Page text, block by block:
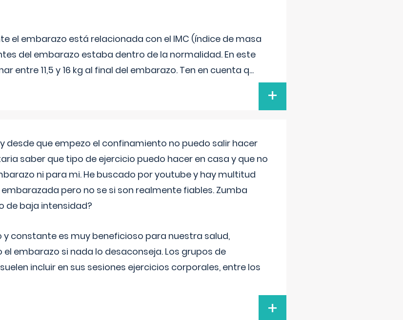
el embarazo está relacionada con el IMC (índice de masa
del embarazo estaba dentro de la normalidad. En este
entre 11,5 y 16 kg al final del embarazo. Ten en cuenta q...
+
desde que empezo el confinamiento no puedo salir hacer
saber que tipo de ejercicio puedo hacer en casa y que no
ni para mi. He buscado por youtube y hay multitud
pero no se si son realmente fiables. Zumba
de baja intensidad?
y constante es muy beneficioso para nuestra salud,
embarazo si nada lo desaconseja. Los grupos de
incluir en sus sesiones ejercicios corporales, entre los
+